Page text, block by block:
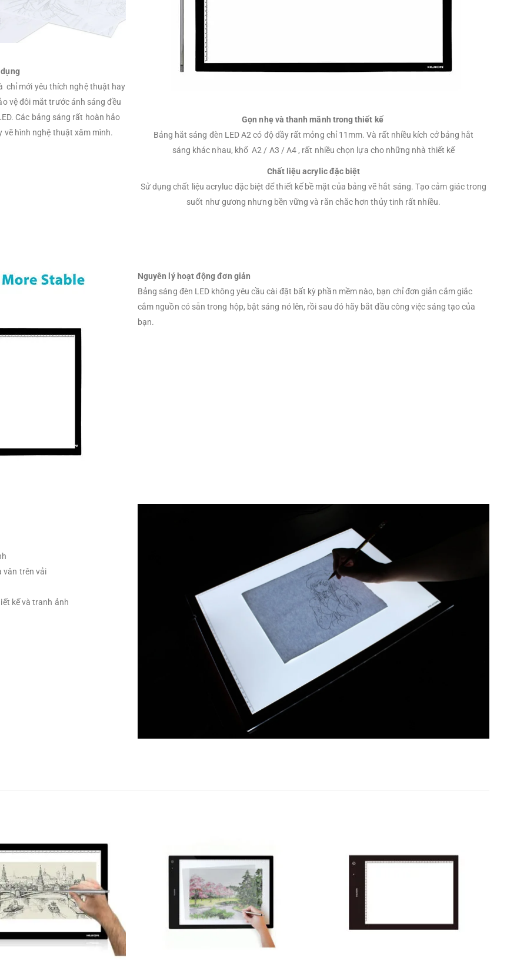
chỉ mới yêu thích nghệ thuật hay
vệ đôi mắt trước ánh sáng đều
Các bảng sáng rất hoàn hảo
vẽ hình nghệ thuật xăm mình.
Gọn nhẹ và thanh mãnh trong thiết kế
Bảng hắt sáng đèn LED A2 có độ dầy rất mỏng chỉ 11mm. Và rất nhiều kích cở bảng hắt
sáng khác nhau, khổ A2 / A3 / A4 , rất nhiều chọn lựa cho những nhà thiết kế
Chất liệu acrylic đặc biệt
Sử dụng chất liệu acryluc đặc biệt để thiết kế bề mặt của bảng vẽ hắt sáng. Tạo cảm giác trong
suốt như gương nhưng bền vững và rắn chắc hơn thủy tinh rất nhiều.
Nguyên lý hoạt động đơn giản
Bảng sáng đèn LED không yêu cầu cài đặt bất kỳ phần mềm nào, bạn chỉ đơn giản cắm giắc
cắm nguồn có sẵn trong hộp, bật sáng nó lên, rồi sau đó hãy bắt đầu công việc sáng tạo của
bạn.
văn trên vải
kế và tranh ảnh